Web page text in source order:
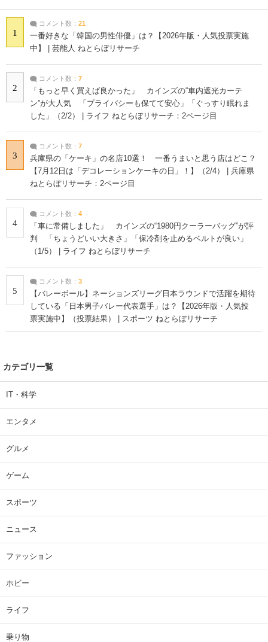
1
コメント数： 21
一番好きな「韓国の男性俳優」は？【2026年版・人気投票実施
中】 | 芸能人 ねとらぼリサーチ
2
コメント数： 7
「もっと早く買えば良かった」 カインズの“車内遮光カーテ
ン”が大人気 「プライバシーも保てて安心」「ぐっすり眠れま
した」（2/2） | ライフ ねとらぼリサーチ：2ページ目
3
コメント数： 7
兵庫県の「ケーキ」の名店10選！ 一番うまいと思う店はどこ？
【7月12日は「デコレーションケーキの日」！】（2/4） | 兵庫県
ねとらぼリサーチ：2ページ目
4
コメント数： 4
「車に常備しました」 カインズの“1980円クーラーバッグ”が評
判 「ちょうどいい大きさ」「保冷剤を止めるベルトが良い」
（1/5） | ライフ ねとらぼリサーチ
5
コメント数： 3
【バレーボール】ネーションズリーグ日本ラウンドで活躍を期待
している「日本男子バレー代表選手」は？【2026年版・人気投
票実施中】（投票結果） | スポーツ ねとらぼリサーチ
カテゴリ一覧
IT・科学
エンタメ
グルメ
ゲーム
スポーツ
ニュース
ファッション
ホビー
ライフ
乗り物